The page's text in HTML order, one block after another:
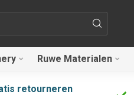
Ruwe Materialen
retourneren